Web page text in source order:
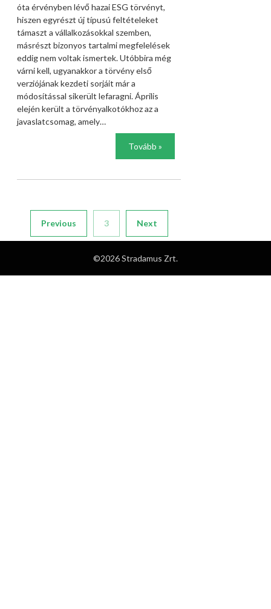
óta érvényben lévő hazai ESG törvényt,
hiszen egyrészt új típusú feltételeket
támaszt a vállalkozásokkal szemben,
másrészt bizonyos tartalmi megfelelések
eddig nem voltak ismertek. Utóbbira még
várni kell, ugyanakkor a törvény első
verziójának kezdeti sorjáit már a
módosítással sikerült lefaragni. Április
elején került a törvényalkotókhoz az a
javaslatcsomag, amely…
Tovább »
Previous 3 Next
©2026 Stradamus Zrt.